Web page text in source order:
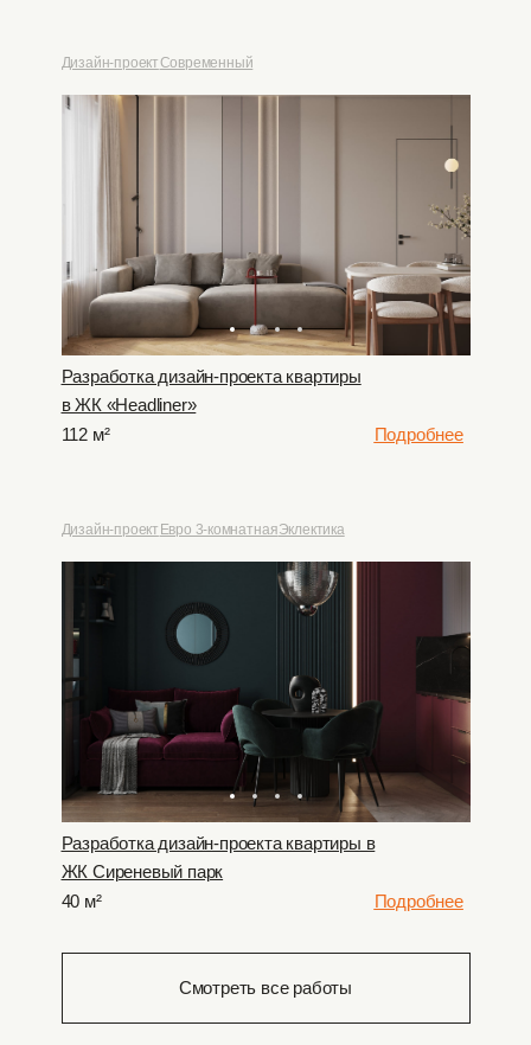
Дизайн-проектСовременный
Разработка дизайн-проекта квартиры
в ЖК «Headliner»
112 м²
Подробнее
Дизайн-проект Евро 3-комнатнаяЭклектика
Разработка дизайн-проекта квартиры в
ЖК Сиреневый парк
40 м²
Подробнее
Смотреть все работы